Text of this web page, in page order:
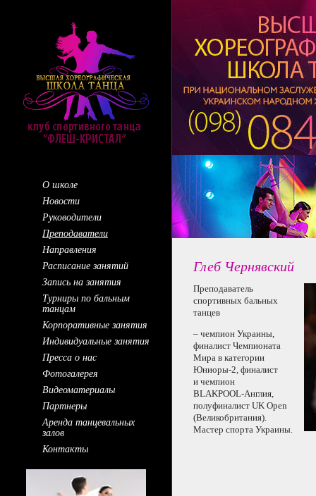
О школе
Новости
Руководители
Преподаватели
Направления
Расписание занятий
Запись на занятия
Турниры по бальным
танцам
Корпоративные занятия
Индивидуальные занятия
Пресса о нас
Фотогалерея
Видеоматериалы
Партнеры
Аренда танцевальных
залов
Контакты
Глеб Чернявский
Преподаватель
спортивных бальных
танцев
– чемпион Украины,
финалист Чемпионата
Мира в категории
Юниоры-2, финалист
и чемпион
BLAKPOOL-Англия,
полуфиналист UK Open
(Великобритания).
Мастер спорта Украины.